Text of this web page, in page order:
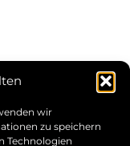
wir
zu speichern
Technologien